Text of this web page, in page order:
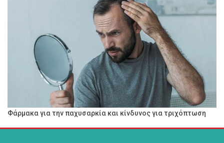
Φάρμακα για την παχυσαρκία και κίνδυνος για τριχόπτωση